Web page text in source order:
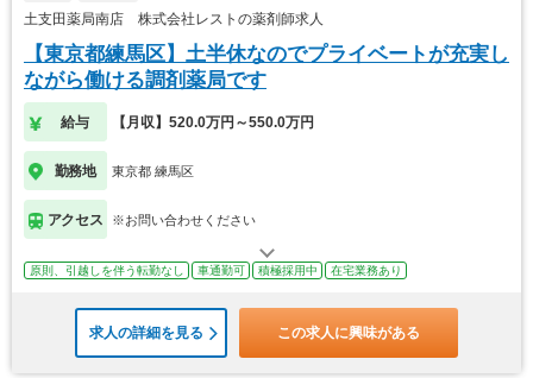
土支田薬局南店 株式会社レストの薬剤師求人
【東京都練馬区】土半休なのでプライベートが充実し
ながら働ける調剤薬局です
給与 【月収】520.0万円～550.0万円
勤務地 東京都 練馬区
アクセス ※お問い合わせください
原則、引越しを伴う転勤なし 車通勤可 積極採用中 在宅業務あり
求人の詳細を見る この求人に興味がある